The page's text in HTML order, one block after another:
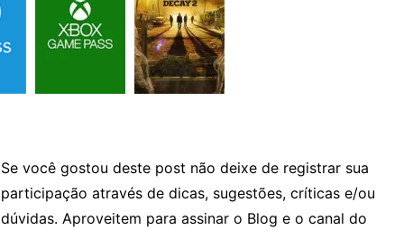
Se você gostou deste post não deixe de registrar sua
participação através de dicas, sugestões, críticas e/ou
dúvidas. Aproveitem para assinar o Blog e o canal do